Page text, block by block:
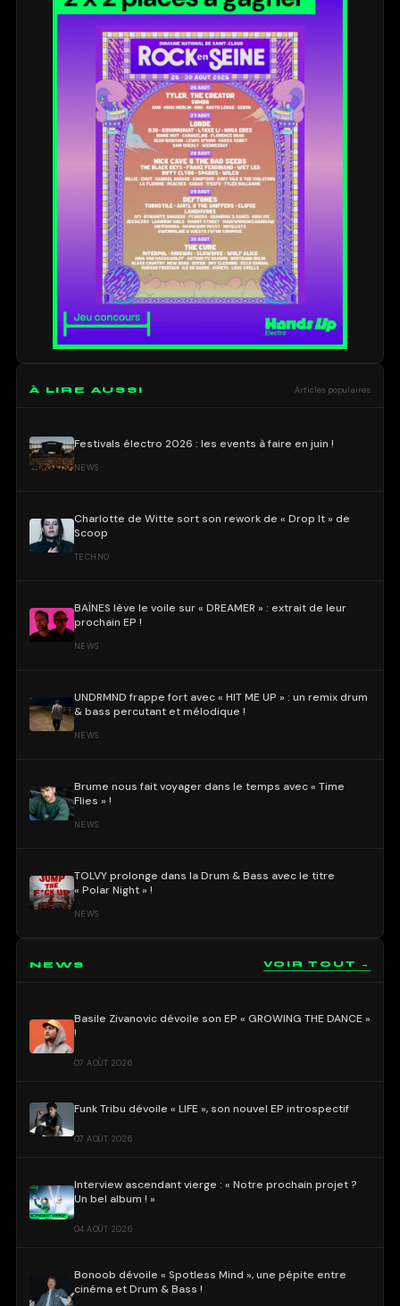
À LIRE AUSSI Articles populaires
Festivals électro 2026 : les events à faire en juin !
NEWS
Charlotte de Witte sort son rework de « Drop It » de
Scoop
TECHNO
BAÏNES lève le voile sur « DREAMER » : extrait de leur
prochain EP !
NEWS
UNDRMND frappe fort avec « HIT ME UP » : un remix drum
& bass percutant et mélodique !
NEWS
Brume nous fait voyager dans le temps avec « Time
Flies » !
NEWS
TOLVY prolonge dans la Drum & Bass avec le titre
« Polar Night » !
NEWS
NEWS VOIR TOUT →
Basile Zivanovic dévoile son EP « GROWING THE DANCE »
!
07 AOÛT 2026
Funk Tribu dévoile « LIFE », son nouvel EP introspectif
07 AOÛT 2026
Interview ascendant vierge : « Notre prochain projet ?
Un bel album ! »
04 AOÛT 2026
Bonoob dévoile « Spotless Mind », une pépite entre
cinéma et Drum & Bass !